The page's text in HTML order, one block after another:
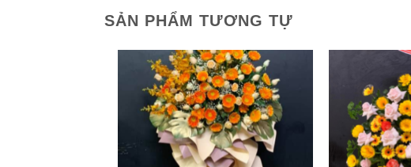
SẢN PHẨM TƯƠNG TỰ